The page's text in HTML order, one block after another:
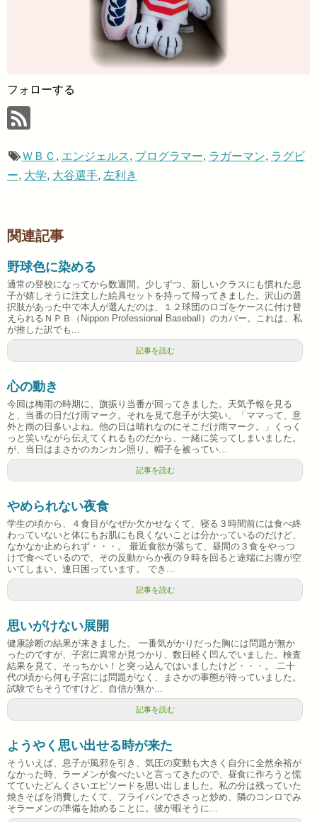
フォローする
ＷＢＣ , エンジェルス, プログラマー, ラガーマン, ラグビ
ー, 大学, 大谷選手, 左利き
関連記事
野球色に染める
通常の登校になってから数週間。少しずつ、新しいクラスにも慣れた息
子が嬉しそうに注文した絵具セットを持って帰ってきました。沢山の選
択肢があった中で本人が選んだのは、１２球団のロゴをケースに付け替
えられるＮＰＢ（Nippon Professional Baseball）のカバー。これは、私
が推した訳でも...
記事を読む
心の動き
今回は梅雨の時期に、旗振り当番が回ってきました。天気予報を見る
と、当番の日だけ雨マーク。それを見て息子が大笑い。「ママって、意
外と雨の日多いよね。他の日は晴れなのにそこだけ雨マーク。」くっく
っと笑いながら伝えてくれるものだから、一緒に笑ってしまいました。
が、当日はまさかのカンカン照り。帽子を被ってい...
記事を読む
やめられない夜食
学生の頃から、４食目がなぜか欠かせなくて、寝る３時間前には食べ終
わっていないと体にもお肌にも良くないことは分かっているのだけど、
なかなか止められず・・・。 最近食欲が落ちて、昼間の３食をやっつ
けで食べているので、その反動からか夜の９時を回ると途端にお腹が空
いてしまい、連日困っています。 でき...
記事を読む
思いがけない展開
健康診断の結果が来きました。 一番気がかりだった胸には問題が無か
ったのですが、子宮に異常が見つかり、数日軽く凹んでいました。検査
結果を見て、そっちかい！と突っ込んではいましたけど・・・。 二十
代の頃から何も子宮には問題がなく、まさかの事態が待っていました。
試験でもそうですけど、自信が無か...
記事を読む
ようやく思い出せる時が来た
そういえば、息子が風邪を引き、気圧の変動も大きく自分に全然余裕が
なかった時、ラーメンが食べたいと言ってきたので、昼食に作ろうと慌
てていたどんくさいエピソードを思い出しました。私の分は残っていた
焼きそばを消費したくて、フライパンでささっと炒め、隣のコンロでみ
そラーメンの準備を始めることに。彼が暇そうに...